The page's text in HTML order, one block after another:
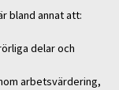
bland annat att:
delar och
arbetsvärdering,